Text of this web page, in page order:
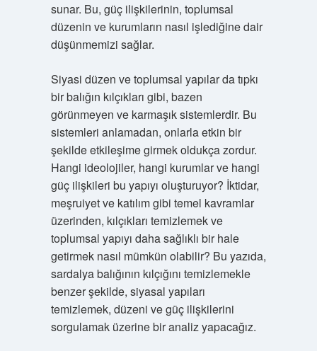
sunar. Bu, güç ilişkilerinin, toplumsal
düzenin ve kurumların nasıl işlediğine dair
düşünmemizi sağlar.
Siyasi düzen ve toplumsal yapılar da tıpkı
bir balığın kılçıkları gibi, bazen
görünmeyen ve karmaşık sistemlerdir. Bu
sistemleri anlamadan, onlarla etkin bir
şekilde etkileşime girmek oldukça zordur.
Hangi ideolojiler, hangi kurumlar ve hangi
güç ilişkileri bu yapıyı oluşturuyor? İktidar,
meşruiyet ve katılım gibi temel kavramlar
üzerinden, kılçıkları temizlemek ve
toplumsal yapıyı daha sağlıklı bir hale
getirmek nasıl mümkün olabilir? Bu yazıda,
sardalya balığının kılçığını temizlemekle
benzer şekilde, siyasal yapıları
temizlemek, düzeni ve güç ilişkilerini
sorgulamak üzerine bir analiz yapacağız.